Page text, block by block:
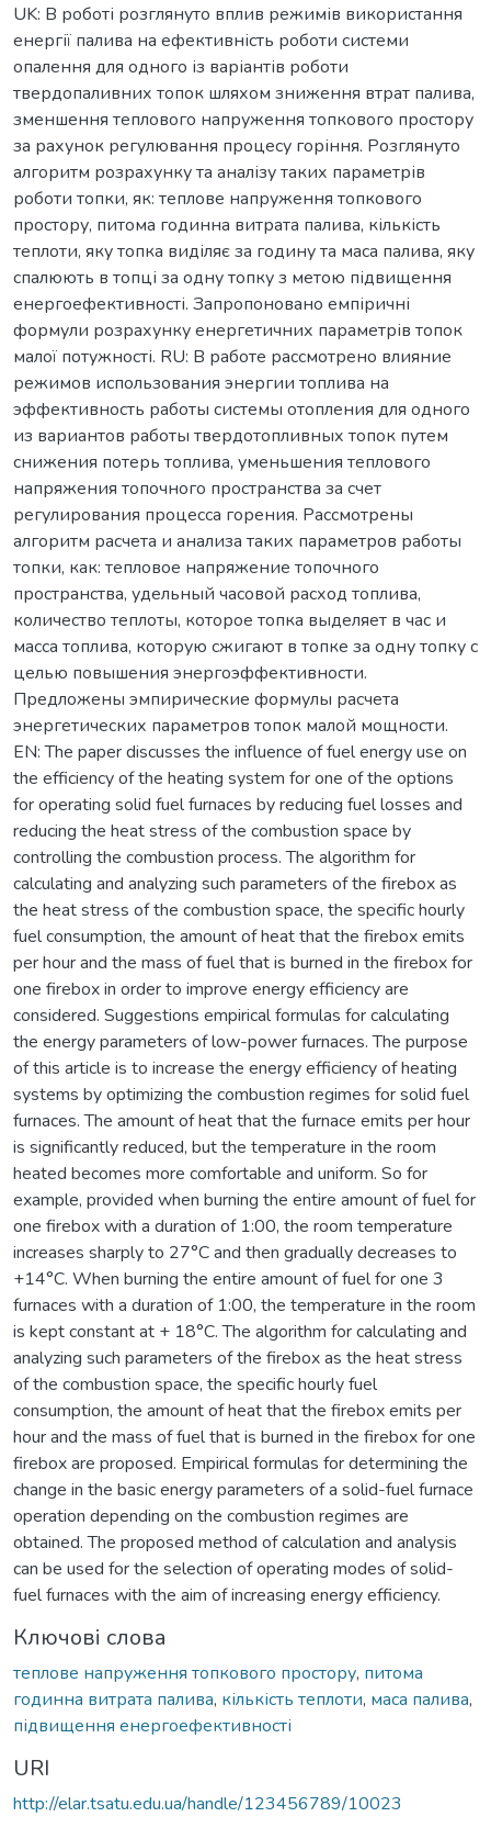
UK: В роботі розглянуто вплив режимів використання
енергії палива на ефективність роботи системи
опалення для одного із варіантів роботи
твердопаливних топок шляхом зниження втрат палива,
зменшення теплового напруження топкового простору
за рахунок регулювання процесу горіння. Розглянуто
алгоритм розрахунку та аналізу таких параметрів
роботи топки, як: теплове напруження топкового
простору, питома годинна витрата палива, кількість
теплоти, яку топка виділяє за годину та маса палива, яку
спалюють в топці за одну топку з метою підвищення
енергоефективності. Запропоновано емпіричні
формули розрахунку енергетичних параметрів топок
малої потужності. RU: В работе рассмотрено влияние
режимов использования энергии топлива на
эффективность работы системы отопления для одного
из вариантов работы твердотопливных топок путем
снижения потерь топлива, уменьшения теплового
напряжения топочного пространства за счет
регулирования процесса горения. Рассмотрены
алгоритм расчета и анализа таких параметров работы
топки, как: тепловое напряжение топочного
пространства, удельный часовой расход топлива,
количество теплоты, которое топка выделяет в час и
масса топлива, которую сжигают в топке за одну топку с
целью повышения энергоэффективности.
Предложены эмпирические формулы расчета
энергетических параметров топок малой мощности.
EN: The paper discusses the influence of fuel energy use on
the efficiency of the heating system for one of the options
for operating solid fuel furnaces by reducing fuel losses and
reducing the heat stress of the combustion space by
controlling the combustion process. The algorithm for
calculating and analyzing such parameters of the firebox as
the heat stress of the combustion space, the specific hourly
fuel consumption, the amount of heat that the firebox emits
per hour and the mass of fuel that is burned in the firebox for
one firebox in order to improve energy efficiency are
considered. Suggestions empirical formulas for calculating
the energy parameters of low-power furnaces. The purpose
of this article is to increase the energy efficiency of heating
systems by optimizing the combustion regimes for solid fuel
furnaces. The amount of heat that the furnace emits per hour
is significantly reduced, but the temperature in the room
heated becomes more comfortable and uniform. So for
example, provided when burning the entire amount of fuel for
one firebox with a duration of 1:00, the room temperature
increases sharply to 27°C and then gradually decreases to
+14°C. When burning the entire amount of fuel for one 3
furnaces with a duration of 1:00, the temperature in the room
is kept constant at + 18°C. The algorithm for calculating and
analyzing such parameters of the firebox as the heat stress
of the combustion space, the specific hourly fuel
consumption, the amount of heat that the firebox emits per
hour and the mass of fuel that is burned in the firebox for one
firebox are proposed. Empirical formulas for determining the
change in the basic energy parameters of a solid-fuel furnace
operation depending on the combustion regimes are
obtained. The proposed method of calculation and analysis
can be used for the selection of operating modes of solid-
fuel furnaces with the aim of increasing energy efficiency.
Ключові слова
теплове напруження топкового простору, питома
годинна витрата палива, кількість теплоти, маса палива,
підвищення енергоефективності
URI
http://elar.tsatu.edu.ua/handle/123456789/10023